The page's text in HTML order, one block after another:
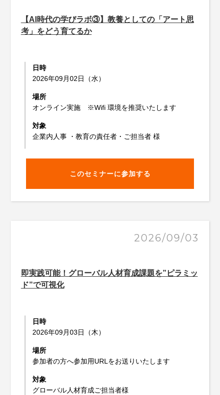
【AI時代の学びラボ③】教養としての「アート思
考」をどう育てるか
日時
2026年09月02日（水）
場所
オンライン実施 ※Wifi 環境を推奨いたします
対象
企業内人事 ・教育の責任者・ご担当者 様
このセミナーに参加する
2026/09/03
即実践可能！グローバル人材育成課題を”ピラミッ
ド”で可視化
日時
2026年09月03日（木）
場所
参加者の方へ参加用URLをお送りいたします
対象
グローバル人材育成ご担当者様